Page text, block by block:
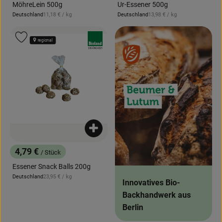
MöhreLein 500g
, Herkunft:
Deutschland, Referenzpreis:
11,18 € / kg
Ur-Essener 500g
, Herkunft:
Deutschland, Referenzpreis:
13,98 € / kg
, Preis:
4,79 € / Stück
Essener Snack Balls 200g
, Herkunft:
Deutschland, Referenzpreis:
23,95 € / kg
Produkt zum Warenkorb hinzufügen
, Kontrollstelle:
DE-ÖKO-021
regional
Produkt zu Favouriten hinzufügen
Innovatives Bio-
Backhandwerk aus
Berlin